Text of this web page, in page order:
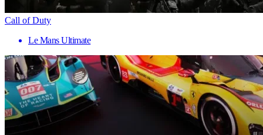
Call of Duty
Le Mans Ultimate